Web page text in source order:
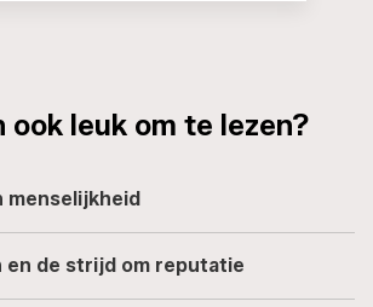
ook leuk om te lezen?
menselijkheid
en de strijd om reputatie